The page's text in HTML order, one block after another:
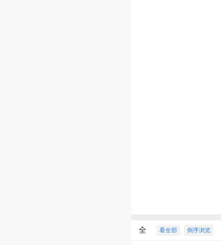
倒序浏览
看全部
全